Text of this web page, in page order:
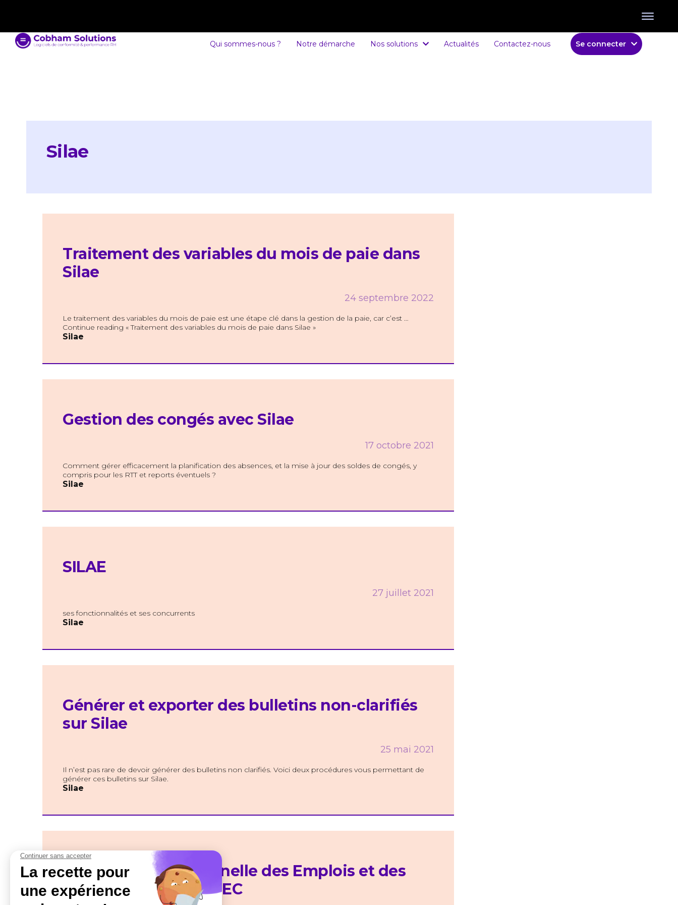
Qui sommes-nous ? Notre démarche Nos solutions Actualités Contactez-nous Se connecter
Silae
Traitement des variables du mois de paie dans
Silae
24 septembre 2022
Le traitement des variables du mois de paie est une étape clé dans la gestion de la paie, car c’est …
Continue reading « Traitement des variables du mois de paie dans Silae »
Silae
Gestion des congés avec Silae
17 octobre 2021
Comment gérer efficacement la planification des absences, et la mise à jour des soldes de congés, y
compris pour les RTT et reports éventuels ?
Silae
SILAE
27 juillet 2021
ses fonctionnalités et ses concurrents
Silae
Générer et exporter des bulletins non-clarifiés
sur Silae
25 mai 2021
Il n’est pas rare de devoir générer des bulletins non clarifiés. Voici deux procédures vous permettant de
générer ces bulletins sur Silae.
Silae
La Gestion Prévisionnelle des Emplois et des
Compétences, ou GPEC